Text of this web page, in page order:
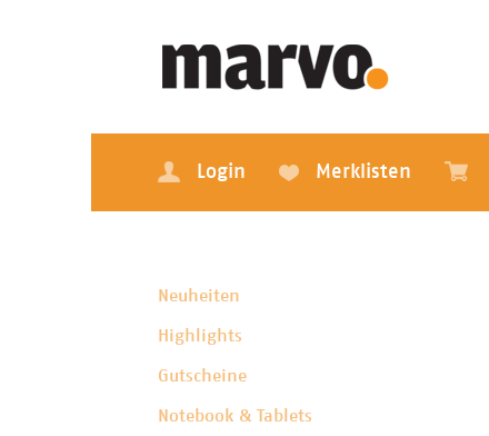
Login Merklisten
Neuheiten
Highlights
Gutscheine
Notebook & Tablets